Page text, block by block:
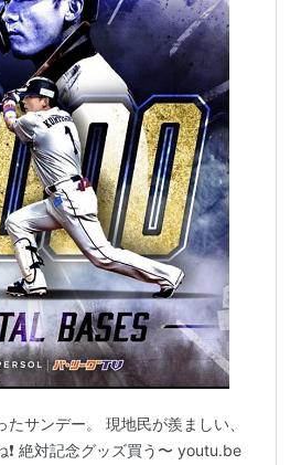
サンデー。 現地民が羨ましい、
❗️ 絶対記念グッズ買う〜 youtu.be